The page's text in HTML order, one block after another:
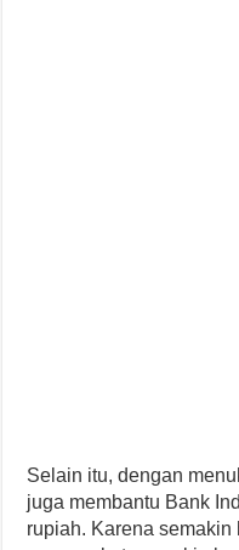
Selain itu, dengan
juga membantu Bank
rupiah. Karena